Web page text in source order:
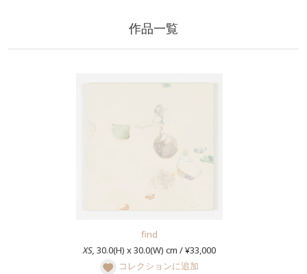
作品一覧
find
XS, 30.0(H) x 30.0(W) cm / ¥33,000
コレクションに追加